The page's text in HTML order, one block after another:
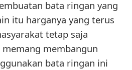
bata ringan yang
itu harganya yang terus
tetap saja
membangun
bata ringan ini